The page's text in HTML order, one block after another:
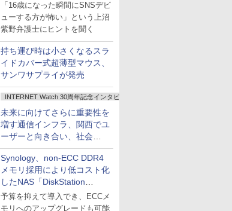
いですか？
「16歳になった瞬間にSNSデビ
ューする方が怖い」という上沼
紫野弁護士にヒントを聞く
持ち運び時は小さくなるスラ
イドカバー式超薄型マウス、
サンワサプライが発売
INTERNET Watch 30周年記念インタビュー
未来に向けてさらに重要性を
増す通信インフラ、関西でユ
ーザーと向き合い、社会
の“あたらしい”を起動し続け
る～オプテージ
Synology、non-ECC DDR4
メモリ採用により低コスト化
したNAS「DiskStation
neo+」シリーズ
予算を抑えて導入でき、ECCメ
モリへのアップグレードも可能